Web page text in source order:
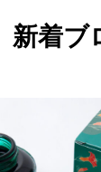
新着ブ